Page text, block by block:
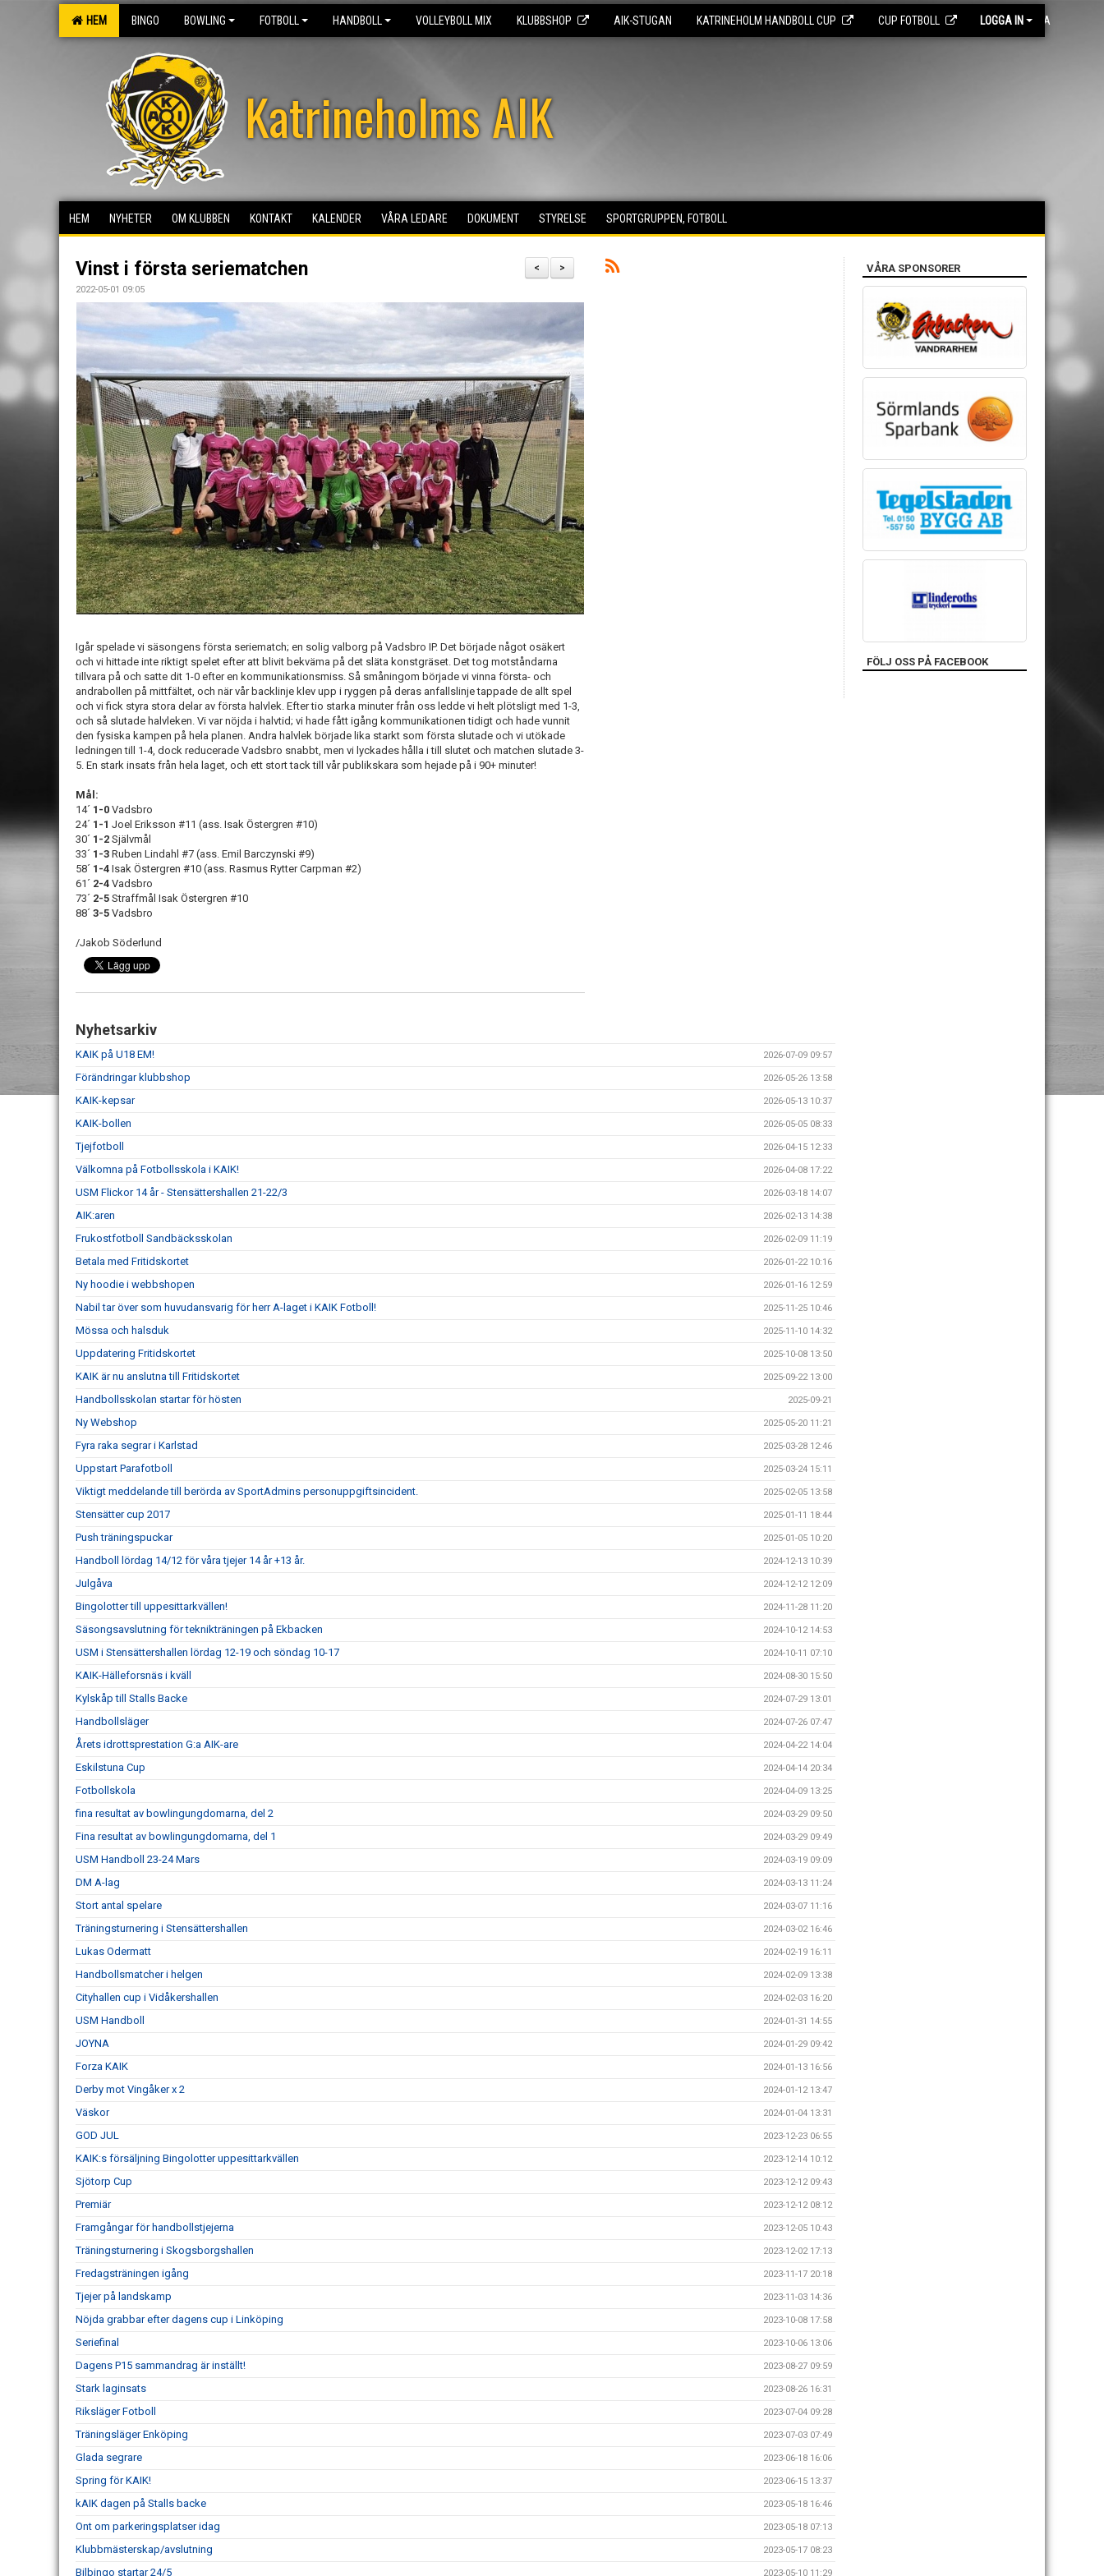
HEM BINGO BOWLING FOTBOLL HANDBOLL VOLLEYBOLL MIX KLUBBSHOP AIK-STUGAN KATRINEHOLM HANDBOLL CUP CUP FOTBOLL MEDLEMSSIDA
LOGGA IN
Katrineholms AIK
HEM NYHETER OM KLUBBEN KONTAKT KALENDER VÅRA LEDARE DOKUMENT STYRELSE SPORTGRUPPEN, FOTBOLL
>
<
Vinst i första seriematchen
2022-05-01 09:05
Igår spelade vi säsongens första seriematch; en solig valborg på Vadsbro IP. Det började något osäkert
och vi hittade inte riktigt spelet efter att blivit bekväma på det släta konstgräset. Det tog motståndarna
tillvara på och satte dit 1-0 efter en kommunikationsmiss. Så småningom började vi vinna första- och
andrabollen på mittfältet, och när vår backlinje klev upp i ryggen på deras anfallslinje tappade de allt spel
och vi fick styra stora delar av första halvlek. Efter tio starka minuter från oss ledde vi helt plötsligt med 1-3,
och så slutade halvleken. Vi var nöjda i halvtid; vi hade fått igång kommunikationen tidigt och hade vunnit
den fysiska kampen på hela planen. Andra halvlek började lika starkt som första slutade och vi utökade
ledningen till 1-4, dock reducerade Vadsbro snabbt, men vi lyckades hålla i till slutet och matchen slutade 3-
5. En stark insats från hela laget, och ett stort tack till vår publikskara som hejade på i 90+ minuter!
Mål:
14´ 1-0 Vadsbro
24´ 1-1 Joel Eriksson #11 (ass. Isak Östergren #10)
30´ 1-2 Självmål
33´ 1-3 Ruben Lindahl #7 (ass. Emil Barczynski #9)
58´ 1-4 Isak Östergren #10 (ass. Rasmus Rytter Carpman #2)
61´ 2-4 Vadsbro
73´ 2-5 Straffmål Isak Östergren #10
88´ 3-5 Vadsbro
/Jakob Söderlund
Nyhetsarkiv
KAIK på U18 EM! 2026-07-09 09:57
Förändringar klubbshop 2026-05-26 13:58
KAIK-kepsar 2026-05-13 10:37
KAIK-bollen 2026-05-05 08:33
Tjejfotboll 2026-04-15 12:33
Välkomna på Fotbollsskola i KAIK! 2026-04-08 17:22
USM Flickor 14 år - Stensättershallen 21-22/3 2026-03-18 14:07
AIK:aren 2026-02-13 14:38
Frukostfotboll Sandbäcksskolan 2026-02-09 11:19
Betala med Fritidskortet 2026-01-22 10:16
Ny hoodie i webbshopen 2026-01-16 12:59
Nabil tar över som huvudansvarig för herr A-laget i KAIK Fotboll! 2025-11-25 10:46
Mössa och halsduk 2025-11-10 14:32
Uppdatering Fritidskortet 2025-10-08 13:50
KAIK är nu anslutna till Fritidskortet 2025-09-22 13:00
Handbollsskolan startar för hösten 2025-09-21
Ny Webshop 2025-05-20 11:21
Fyra raka segrar i Karlstad 2025-03-28 12:46
Uppstart Parafotboll 2025-03-24 15:11
Viktigt meddelande till berörda av SportAdmins personuppgiftsincident. 2025-02-05 13:58
Stensätter cup 2017 2025-01-11 18:44
Push träningspuckar 2025-01-05 10:20
Handboll lördag 14/12 för våra tjejer 14 år +13 år. 2024-12-13 10:39
Julgåva 2024-12-12 12:09
Bingolotter till uppesittarkvällen! 2024-11-28 11:20
Säsongsavslutning för teknikträningen på Ekbacken 2024-10-12 14:53
USM i Stensättershallen lördag 12-19 och söndag 10-17 2024-10-11 07:10
KAIK-Hälleforsnäs i kväll 2024-08-30 15:50
Kylskåp till Stalls Backe 2024-07-29 13:01
Handbollsläger 2024-07-26 07:47
Årets idrottsprestation G:a AIK-are 2024-04-22 14:04
Eskilstuna Cup 2024-04-14 20:34
Fotbollskola 2024-04-09 13:25
fina resultat av bowlingungdomarna, del 2 2024-03-29 09:50
Fina resultat av bowlingungdomarna, del 1 2024-03-29 09:49
USM Handboll 23-24 Mars 2024-03-19 09:09
DM A-lag 2024-03-13 11:24
Stort antal spelare 2024-03-07 11:16
Träningsturnering i Stensättershallen 2024-03-02 16:46
Lukas Odermatt 2024-02-19 16:11
Handbollsmatcher i helgen 2024-02-09 13:38
Cityhallen cup i Vidåkershallen 2024-02-03 16:20
USM Handboll 2024-01-31 14:55
JOYNA 2024-01-29 09:42
Forza KAIK 2024-01-13 16:56
Derby mot Vingåker x 2 2024-01-12 13:47
Väskor 2024-01-04 13:31
GOD JUL 2023-12-23 06:55
KAIK:s försäljning Bingolotter uppesittarkvällen 2023-12-14 10:12
Sjötorp Cup 2023-12-12 09:43
Premiär 2023-12-12 08:12
Framgångar för handbollstjejerna 2023-12-05 10:43
Träningsturnering i Skogsborgshallen 2023-12-02 17:13
Fredagsträningen igång 2023-11-17 20:18
Tjejer på landskamp 2023-11-03 14:36
Nöjda grabbar efter dagens cup i Linköping 2023-10-08 17:58
Seriefinal 2023-10-06 13:06
Dagens P15 sammandrag är inställt! 2023-08-27 09:59
Stark laginsats 2023-08-26 16:31
Riksläger Fotboll 2023-07-04 09:28
Träningsläger Enköping 2023-07-03 07:49
Glada segrare 2023-06-18 16:06
Spring för KAIK! 2023-06-15 13:37
kAIK dagen på Stalls backe 2023-05-18 16:46
Ont om parkeringsplatser idag 2023-05-18 07:13
Klubbmästerskap/avslutning 2023-05-17 08:23
Bilbingo startar 24/5 2023-05-10 11:29
VÅRA SPONSORER
FÖLJ OSS PÅ FACEBOOK